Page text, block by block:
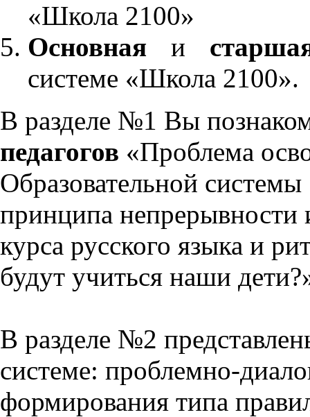
«Школа 2100»
Основнаяи
системе «Школа 2100».
В разделе №1 Вы
педагогов «Проблема
Образовательной
принципа непрерывности
курса русского языка и
будут учиться наши
В разделе №2
системе: проблемно-
формирования типа